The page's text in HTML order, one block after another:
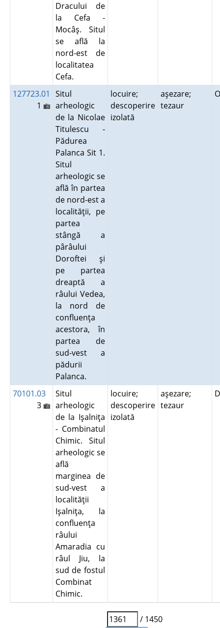
Dracului de
la Cefa -
Mocâş. Situl
se află la
nord-est de
localitatea
Cefa.
127723.01
1
Situl
arheologic
de la Nicolae
Titulescu -
Pădurea
Palanca Sit 1.
Situl
arheologic se
află în partea
de nord-est a
localităţii, pe
partea
stângă a
pârâului
Doroftei şi
pe partea
dreaptă a
râului Vedea,
la nord de
confluenţa
acestora, în
partea de
sud-vest a
pădurii
Palanca.
locuire;
descoperire
izolată
aşezare;
tezaur
70101.03
3
Situl
arheologic
de la Işalniţa
- Combinatul
Chimic. Situl
arheologic se
află
marginea de
sud-vest a
localităţii
Işalniţa, la
confluenţa
râului
Amaradia cu
râul Jiu, la
sud de fostul
Combinat
Chimic.
locuire;
descoperire
izolată
aşezare;
tezaur
/ 1450